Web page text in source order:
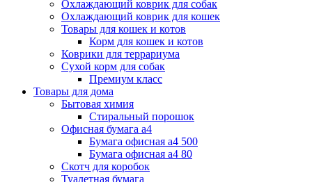
Охлаждающий коврик для собак
Охлаждающий коврик для кошек
Товары для кошек и котов
Корм для кошек и котов
Коврики для террариума
Сухой корм для собак
Премиум класс
Товары для дома
Бытовая химия
Стиральный порошок
Офисная бумага а4
Бумага офисная а4 500
Бумага офисная а4 80
Скотч для коробок
Туалетная бумага